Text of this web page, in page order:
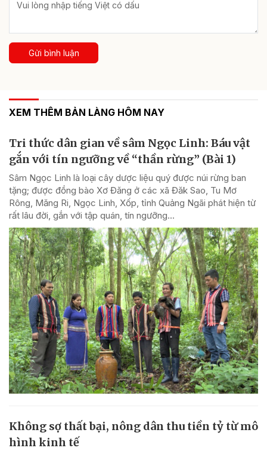
Gửi bình luận
XEM THÊM BẢN LÀNG HÔM NAY
Tri thức dân gian về sâm Ngọc Linh: Báu vật
gắn với tín ngưỡng về “thần rừng” (Bài 1)
Sâm Ngọc Linh là loại cây dược liệu quý được núi rừng ban
tặng; được đồng bào Xơ Đăng ở các xã Đăk Sao, Tu Mơ
Rông, Măng Ri, Ngọc Linh, Xốp, tỉnh Quảng Ngãi phát hiện từ
rất lâu đời, gắn với tập quán, tín ngưỡng...
Không sợ thất bại, nông dân thu tiền tỷ từ mô
hình kinh tế